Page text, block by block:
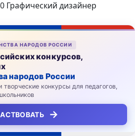
Графический дизайнер
НАРОДОВ РОССИИ
конкурсов,
народов России
творческие конкурсы для педагогов,
→